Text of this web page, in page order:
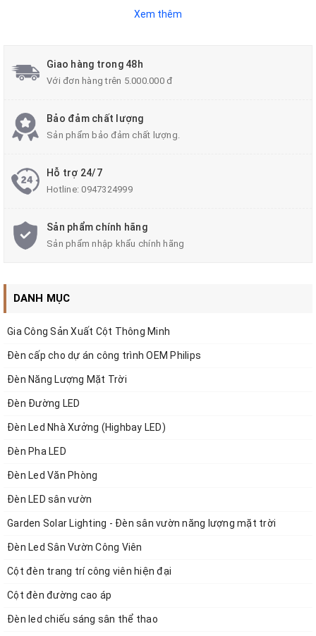
Chính vì vậy, trong bài viết ngày hôm nay,
giúp bạn đọc hiểu rõ hơn về sản phẩm!
1. Đặc điểm và ứng dụng của thiết bị
10KA chính hãng Philips
1.1. Đặc điểm
Xem thêm
Giao hàng trong 48h
Với đơn hàng trên 5.000.000 đ
Bảo đảm chất lượng
Sản phẩm bảo đảm chất lượng.
Hỗ trợ 24/7
Hotline:0947324999
Sản phẩm chính hãng
Sản phẩm nhập khẩu chính hãng
DANH MỤC
Gia Công Sản Xuất Cột Thông Minh
Đèn cấp cho dự án công trình OEM Philips
Đèn Năng Lượng Mặt Trời
Đèn Đường LED
Đèn Led Nhà Xưởng (Highbay LED)
Đèn Pha LED
Đèn Led Văn Phòng
Đèn LED sân vườn
Garden Solar Lighting - Đèn sân vườn năng lượng mặt trời
Đèn Led Sân Vườn Công Viên
Cột đèn trang trí công viên hiện đại
Cột đèn đường cao áp
Đèn led chiếu sáng sân thể thao